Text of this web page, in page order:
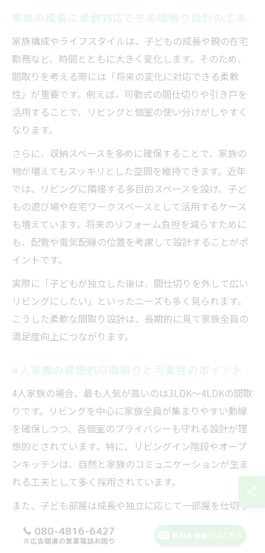
家族の成長に柔軟対応できる間取り設計の工夫
家族構成やライフスタイルは、子どもの成長や親の在宅
勤務など、時間とともに大きく変化します。そのため、
間取りを考える際には「将来の変化に対応できる柔軟
性」が重要です。例えば、可動式の間仕切りや引き戸を
活用することで、リビングと個室の使い分けがしやすく
なります。
さらに、収納スペースを多めに確保することで、家族の
物が増えてもスッキリとした空間を維持できます。近年
では、リビングに隣接する多目的スペースを設け、子ど
もの遊び場や在宅ワークスペースとして活用するケース
も増えています。将来のリフォーム負担を減らすために
も、配管や電気配線の位置を考慮して設計することがポ
イントです。
実際に「子どもが独立した後は、間仕切りを外して広い
リビングにしたい」といったニーズも多く見られます。
こうした柔軟な間取り設計は、長期的に見て家族全員の
満足度向上につながります。
4人家族の理想的な間取りと可変性のポイント
4人家族の場合、最も人気が高いのは3LDK〜4LDKの間取
りです。リビングを中心に家族全員が集まりやすい動線
を確保しつつ、各個室のプライバシーも守れる設計が理
想的とされています。特に、リビングイン階段やオープ
ンキッチンは、自然と家族のコミュニケーションが生ま
れる工夫として多く採用されています。
また、子ども部屋は成長や独立に応じて一部屋を仕切っ
たり、逆に広い一室に戻したりできるよう可変性を持た
せることがポイントです。例えば、間仕切り壁を後から
080-4816-6427
※広告関連の営業電話お困り
無料お見積りはこちら